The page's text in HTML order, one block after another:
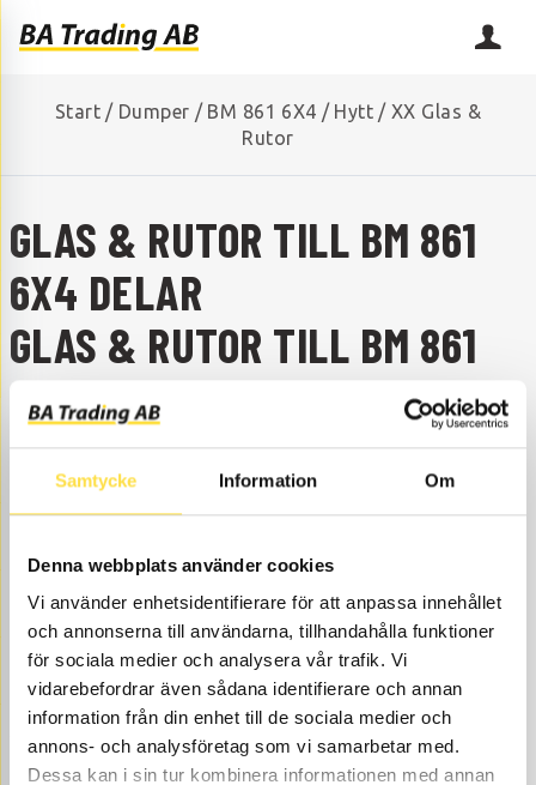
Samtycke Information Om
Denna webbplats använder cookies
Vi använder enhetsidentifierare för att anpassa innehållet
och annonserna till användarna, tillhandahålla funktioner
för sociala medier och analysera vår trafik. Vi
vidarebefordrar även sådana identifierare och annan
information från din enhet till de sociala medier och
annons- och analysföretag som vi samarbetar med.
Dessa kan i sin tur kombinera informationen med annan
Start / Dumper / BM 861 6X4 / Hytt / XX Glas &
Rutor
GLAS & RUTOR TILL BM 861
6X4 DELAR
GLAS & RUTOR TILL BM 861
6X4
SAKNAR DU NÅGON RESERVDEL?
Kontakta oss så hjälper vi dig!
Glas & rutor till BM 861 6X4 dumper finns som delar hos
oss på BA Trading. Våra delar till dumper BM 861 6X4
finns som nya eller begagnade och varsamt renoverade
delar både som original och icke original. Vi har delar
som glas & rutor för alla Volvo Entreprenadmaskiner
och dessa delar som , till glas & rutor som passar till
Volvo dumper BM 861 6X4.